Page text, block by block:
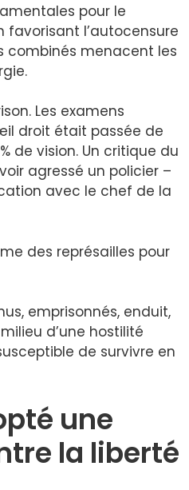
pour le
l’autocensure
combinés menacent les
Les examens
droit était passée de
de vision. Un critique du
agressé un policier –
avec le chef de la
des représailles pour
emprisonnés, enduit,
d’une hostilité
de survivre en
une
la liberté